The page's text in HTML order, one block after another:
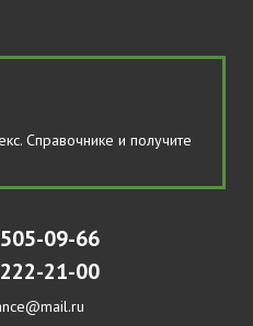
Справочнике и получите
09-66
21-00